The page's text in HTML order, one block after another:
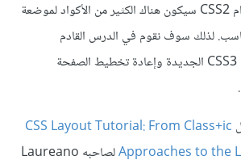
لاحظ أيضًا أنّه باستخدام CSS2 سيكون هناك الكثير من الأكواد لموضعة
لذلك سوف نقوم في الدرس القادم
باستخدام بعض تقنيات CSS3 الجديدة وإعادة تخطيط الصفحة
CSS Layout Tutorial: From Class+ic
Approaches to the
لصاحبه Laureano